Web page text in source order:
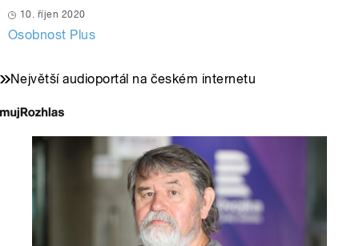
10. říjen 2020
Osobnost Plus
Největší audioportál na českém internetu